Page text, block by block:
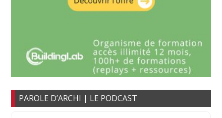
PAROLE D’ARCHI | LE PODCAST